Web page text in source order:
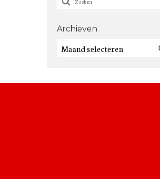
naar:
Archieven
Archieven